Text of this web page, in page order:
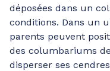
déposées dans un
conditions. Dans un
parents peuvent
des columbariums
disperser ses